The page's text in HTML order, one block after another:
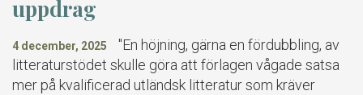
uppdrag
4 december, 2025
"En höjning, gärna en fördubbling, av
litteraturstödet skulle göra att förlagen vågade satsa
mer på kvalificerad utländsk litteratur som kräver